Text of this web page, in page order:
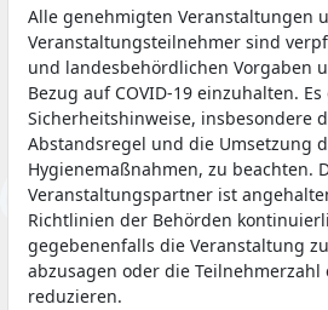
Alle genehmigten Veranstaltungen
Veranstaltungsteilnehmer sind
und landesbehördlichen Vorgaben
Bezug auf COVID-19 einzuhalten.
Sicherheitshinweise, insbesondere
Abstandsregel und die Umsetzung
Hygienemaßnahmen, zu beachten.
Veranstaltungspartner ist
Richtlinien der Behörden
gegebenenfalls die Veranstaltung
abzusagen oder die Teilnehmerzahl
reduzieren.